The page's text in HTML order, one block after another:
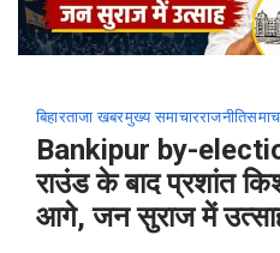
बिहारताजा खबरमुख्य समाचारराजनीति
Bankipur by-
राउंड के बाद प्रशांत
आगे, जन सुराज में